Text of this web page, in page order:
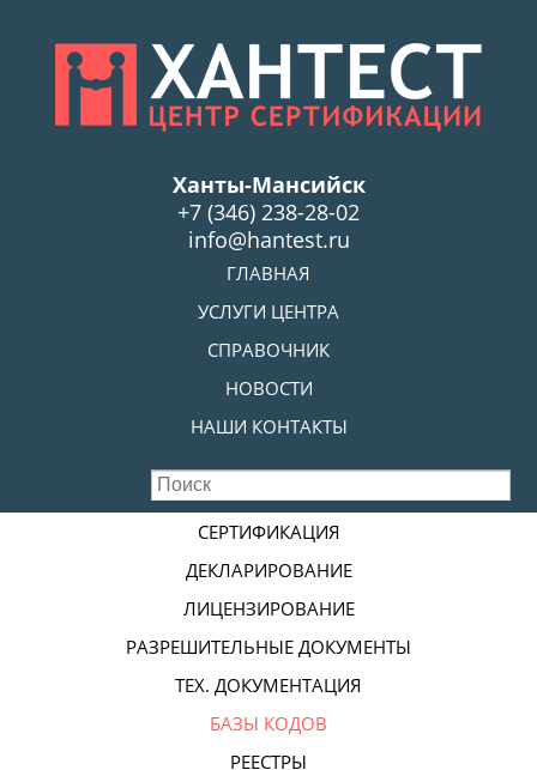
Ханты-Мансийск
+7 (346) 238-28-02
info@hantest.ru
ГЛАВНАЯ
УСЛУГИ ЦЕНТРА
СПРАВОЧНИК
НОВОСТИ
НАШИ КОНТАКТЫ
СЕРТИФИКАЦИЯ
ДЕКЛАРИРОВАНИЕ
ЛИЦЕНЗИРОВАНИЕ
РАЗРЕШИТЕЛЬНЫЕ ДОКУМЕНТЫ
ТЕХ. ДОКУМЕНТАЦИЯ
БАЗЫ КОДОВ
РЕЕСТРЫ